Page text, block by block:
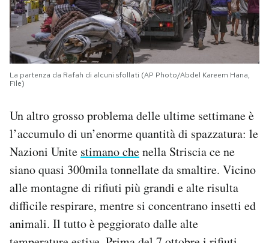
La partenza da Rafah di alcuni sfollati (AP Photo/Abdel Kareem Hana,
File)
Un altro grosso problema delle ultime settimane è
l’accumulo di un’enorme quantità di spazzatura: le
Nazioni Unite stimano chenella Striscia ce ne
siano quasi 300mila tonnellate da smaltire. Vicino
alle montagne di rifiuti più grandi e alte risulta
difficile respirare, mentre si concentrano insetti ed
animali. Il tutto è peggiorato dalle alte